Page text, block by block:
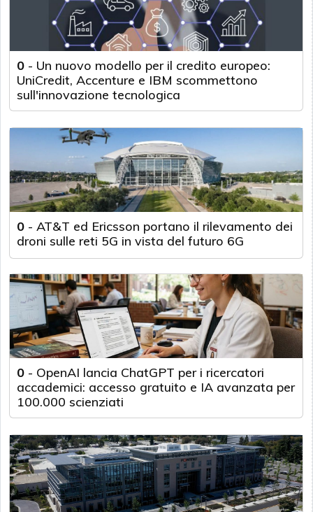
0 - Un nuovo modello per il credito europeo:
UniCredit, Accenture e IBM scommettono
sull'innovazione tecnologica
0 - AT&T ed Ericsson portano il rilevamento dei
droni sulle reti 5G in vista del futuro 6G
0 - OpenAI lancia ChatGPT per i ricercatori
accademici: accesso gratuito e IA avanzata per
100.000 scienziati